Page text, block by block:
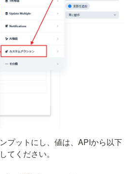
プットにし、値は、APIから以下
てください。